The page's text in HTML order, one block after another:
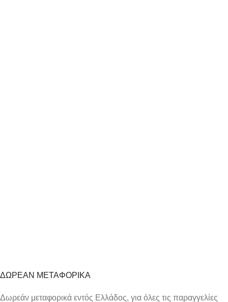
ΔΩΡΕΑΝ ΜΕΤΑΦΟΡΙΚΑ
Δωρεάν μεταφορικά εντός Ελλάδος, για όλες τις παραγγελίες